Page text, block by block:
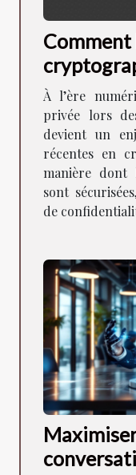
Comment
sécurité
?
À l’ère
privée lors
devient un
récentes en
manière dont
sont
de